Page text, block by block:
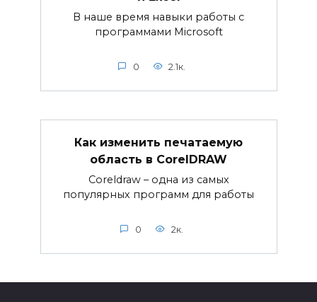
В наше время навыки работы с
программами Microsoft
0 2.1к.
Как изменить печатаемую
область в CorelDRAW
Coreldraw – одна из самых
популярных программ для работы
0 2к.